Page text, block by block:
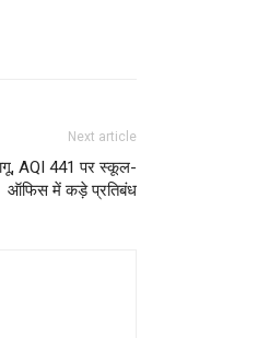
Next article
AQI 441 पर स्कूल-
ऑफिस में कड़े प्रतिबंध